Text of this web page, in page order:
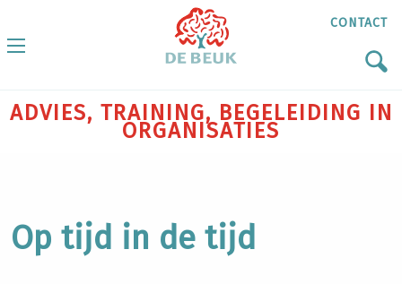
CONTACT
ADVIES, TRAINING, BEGELEIDING IN
ORGANISATIES
Op tijd in de tijd